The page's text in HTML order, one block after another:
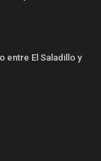
entre El Saladillo y